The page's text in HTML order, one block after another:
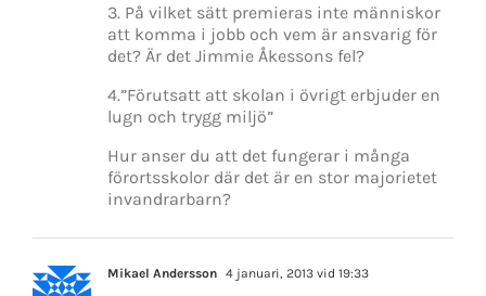
3. På vilket sätt premieras inte människor
att komma i jobb och vem är ansvarig för
det? Är det Jimmie Åkessons fel?
4.”Förutsatt att skolan i övrigt erbjuder en
lugn och trygg miljö”
Hur anser du att det fungerar i många
förortsskolor där det är en stor majorietet
invandrarbarn?
Mikael Andersson 4 januari, 2013 vid 19:33